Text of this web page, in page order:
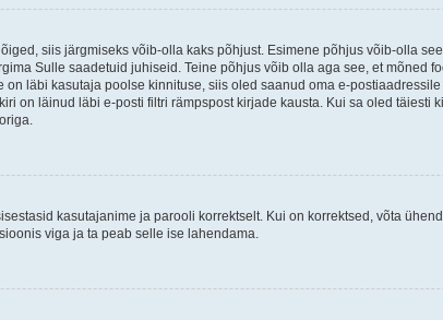
siis järgmiseks võib-olla kaks põhjust. Esimene põhjus võib-olla
Sulle saadetuid juhiseid. Teine põhjus võib olla aga see, et mõned
läbi kasutaja poolse kinnituse, siis oled saanud oma e-
on läinud läbi e-posti filtri rämpspost kirjade kausta. Kui sa oled täiesti
kasutajanime ja parooli korrektselt. Kui on korrektsed, võta
viga ja ta peab selle ise lahendama.